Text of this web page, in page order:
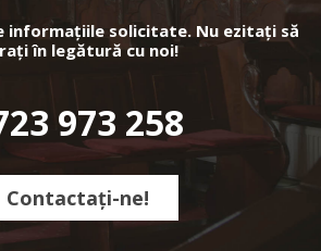
informațiile solicitate. Nu ezitați să
în legătură cu noi!
973 258
Contactați-ne!